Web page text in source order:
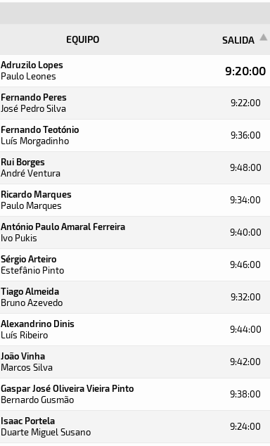
EQUIPO SALIDA
Adruzilo Lopes
Paulo Leones 9:20:00
Fernando Peres
José Pedro Silva 9:22:00
Fernando Teotónio
Luís Morgadinho 9:36:00
Rui Borges
André Ventura 9:48:00
Ricardo Marques
Paulo Marques 9:34:00
António Paulo Amaral Ferreira
Ivo Pukis 9:40:00
Sérgio Arteiro
Estefânio Pinto 9:46:00
Tiago Almeida
Bruno Azevedo 9:32:00
Alexandrino Dinis
Luís Ribeiro 9:44:00
João Vinha
Marcos Silva 9:42:00
Gaspar José Oliveira Vieira Pinto
Bernardo Gusmão 9:38:00
Isaac Portela
Duarte Miguel Susano 9:24:00